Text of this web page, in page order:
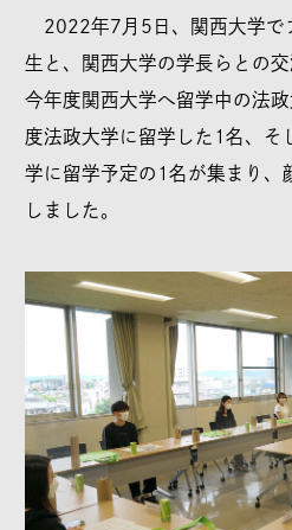
2022年7月5日、関西大学で
生と、関西大学の学長らとの交
今年度関西大学へ留学中の法
度法政大学に留学した1名、そ
学に留学予定の1名が集まり、
しました。